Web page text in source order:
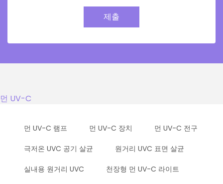
제출
먼 UV-C
먼 UV-C 램프 먼 UV-C 장치 먼 UV-C 전구
극저온 UVC 공기 살균 원거리 UVC 표면 살균
실내용 원거리 UVC 천장형 먼 UV-C 라이트